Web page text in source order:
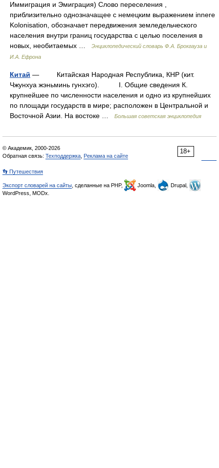
Иммиграция и Эмиграция) Слово переселения ,
приблизительно однозначащее с немецким выражением innere
Kolonisation, обозначает передвижения земледельческого
населения внутри границ государства с целью поселения в
новых, необитаемых …
Энциклопедический словарь Ф.А. Брокгауза и
И.А. Ефрона
Китай — Китайская Народная Республика, КНР (кит.
Чжунхуа жэньминь гунхэго). I. Общие сведения К.
крупнейшее по численности населения и одно из крупнейших
по площади государств в мире; расположен в Центральной и
Восточной Азии. На востоке …
Большая советская энциклопедия
18+
© Академик, 2000-2026
Обратная связь: Техподдержка Реклама на сайте
👣 Путешествия
Экспорт словарей на сайты , сделанные на PHP, Joomla,
Drupal,
WordPress, MODx.